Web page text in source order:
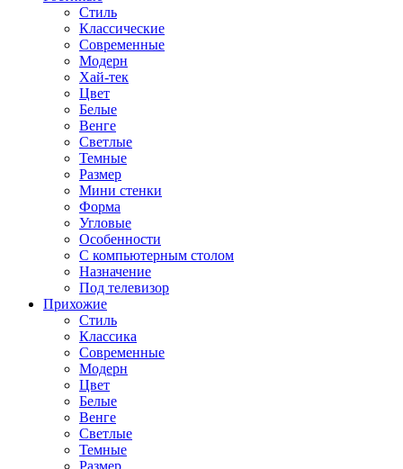
Стиль
Классические
Современные
Модерн
Хай-тек
Цвет
Белые
Венге
Светлые
Темные
Размер
Мини стенки
Форма
Угловые
Особенности
С компьютерным столом
Назначение
Под телевизор
Прихожие
Стиль
Классика
Современные
Модерн
Цвет
Белые
Венге
Светлые
Темные
Размер